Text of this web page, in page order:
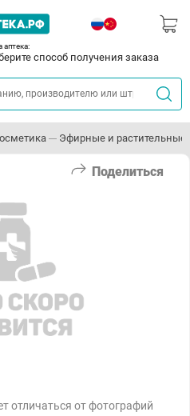
аптека:
способ получения заказа
Эфирные и растительные
Поделиться
отличаться от фотографий